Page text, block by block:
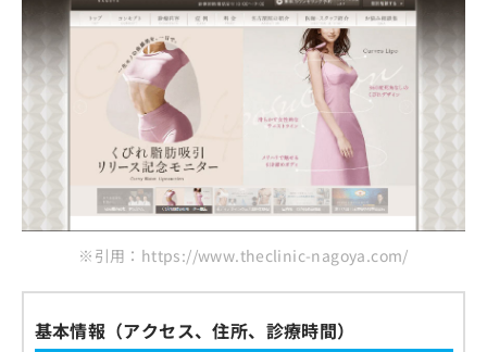
※引用：https://www.theclinic-nagoya.com/
基本情報（アクセス、住所、診療時間）